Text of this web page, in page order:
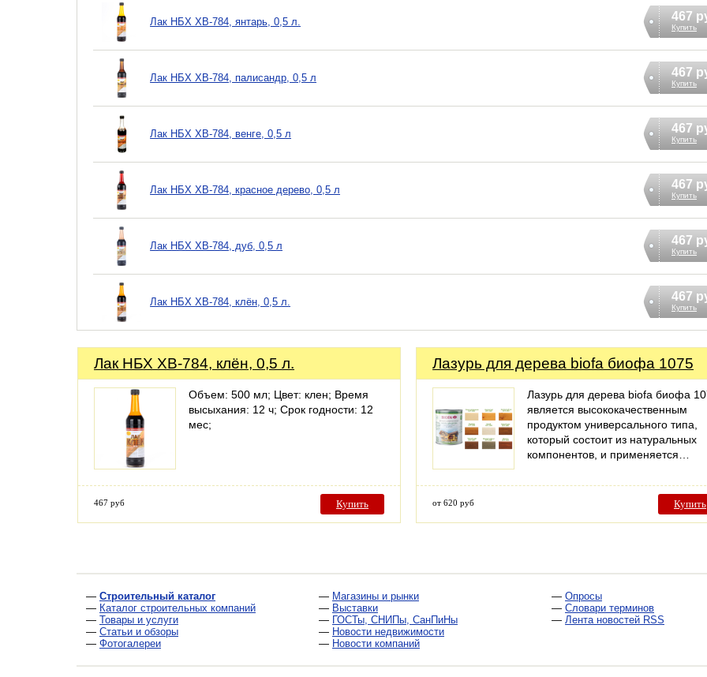
Лак НБХ ХВ-784, янтарь, 0,5 л. 467
Купить
Лак НБХ ХВ-784, палисандр, 0,5 л 467
Купить
Лак НБХ ХВ-784, венге, 0,5 л 467
Купить
Лак НБХ ХВ-784, красное дерево, 0,5 л 467
Купить
Лак НБХ ХВ-784, дуб, 0,5 л 467
Купить
Лак НБХ ХВ-784, клён, 0,5 л. 467
Купить
Лак НБХ ХВ-784, клён, 0,5 л.
Объем: 500 мл; Цвет: клен; Время
высыхания: 12 ч; Срок годности: 12
мес;
467 руб Купить
Лазурь для дерева biofa биофа 1075
Лазурь для дерева biofa биофа
является высококачественным
продуктом универсального типа,
который состоит из натуральных
компонентов, и применяется…
от 620 руб Купить
— Строительный каталог
— Каталог строительных компаний
— Товары и услуги
— Статьи и обзоры
— Фотогалереи
— Магазины и рынки
— Выставки
— ГОСТы, СНИПы, СанПиНы
— Новости недвижимости
— Новости компаний
— Опросы
— Словари терминов
— Лента новостей RSS